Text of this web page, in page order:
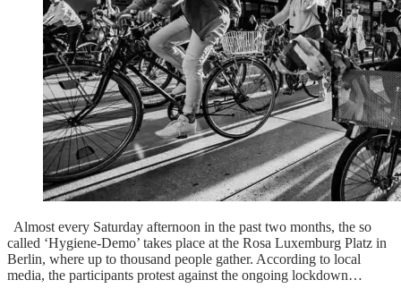
Almost every Saturday afternoon in the past two months, the so
called ‘Hygiene-Demo’ takes place at the Rosa Luxemburg Platz in
Berlin, where up to thousand people gather. According to local
media, the participants protest against the ongoing lockdown…